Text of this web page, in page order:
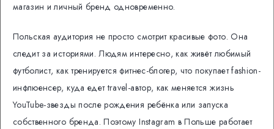
магазин и личный бренд одновременно.
Польская аудитория не просто смотрит красивые фото. Она
следит за историями. Людям интересно, как живёт любимый
футболист, как тренируется фитнес-блогер, что покупает fashion-
инфлюенсер, куда едет travel-автор, как меняется жизнь
YouTube-звезды после рождения ребёнка или запуска
собственного бренда. Поэтому Instagram в Польше работает